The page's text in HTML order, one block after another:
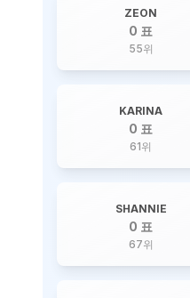
ZEON
0 표
55위
KARINA
0 표
61위
SHANNIE
0 표
67위